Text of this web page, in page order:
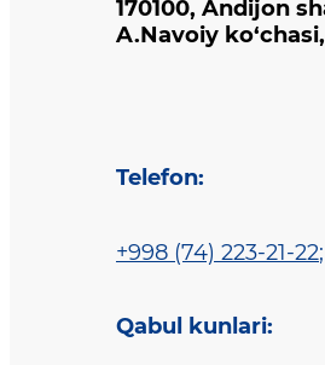
170100, Andijon
A.Navoiy
Telefon:
+998 (74) 223-21-22;
Qabul kunlari: